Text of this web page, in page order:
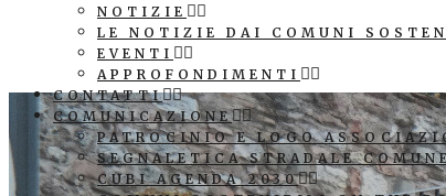
NOTIZIE
LE NOTIZIE DAI COMUNI
EVENTI
APPROFONDIMENTI
CONTATTI
COMUNICAZIONE
PATROCINIO E LOGO
SEGNALETICA STRADALE
CUBI AGENDA 2030